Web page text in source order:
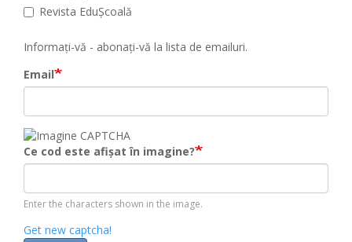
Revista EduȘcoală
Informați-vă - abonați-vă la lista de emailuri.
Email
Ce cod este afișat în imagine?
Enter the characters shown in the image.
Get new captcha!